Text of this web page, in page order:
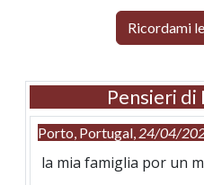
Ricordami
Pensieri di
Porto, Portugal, 24/04/
la mia famiglia por un